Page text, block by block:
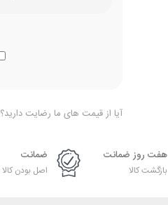
آیا از قیمت های ما رضایت دارید؟
هفت روز ضمانت
بازگشت کالا
ضمانت
اصل بودن کالا